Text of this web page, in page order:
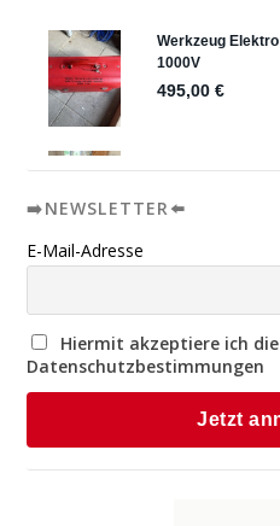
➡️NEWSLETTER⬅️
E-Mail-Adresse
Hiermit akzeptiere ich die
Datenschutzbestimmungen